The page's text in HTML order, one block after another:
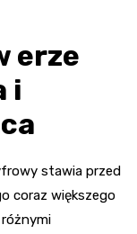
erze
i
stawia przed
coraz większego